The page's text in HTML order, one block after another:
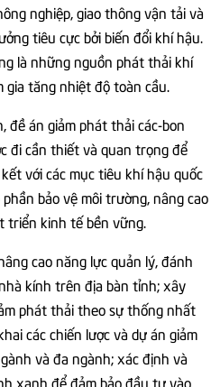
nghiệp, giao thông vận tải và
tiêu cực bởi biến đổi khí hậu.
là những nguồn phát thải khí
gia tăng nhiệt độ toàn cầu.
án giảm phát thải các-bon
đi cần thiết và quan trọng để
với các mục tiêu khí hậu quốc
bảo vệ môi trường, nâng cao
triển kinh tế bền vững.
cao năng lực quản lý, đánh
kính trên địa bàn tỉnh; xây
phát thải theo sự thống nhất
các chiến lược và dự án giảm
và đa ngành; xác định và
xanh để đảm bảo đầu tư vào